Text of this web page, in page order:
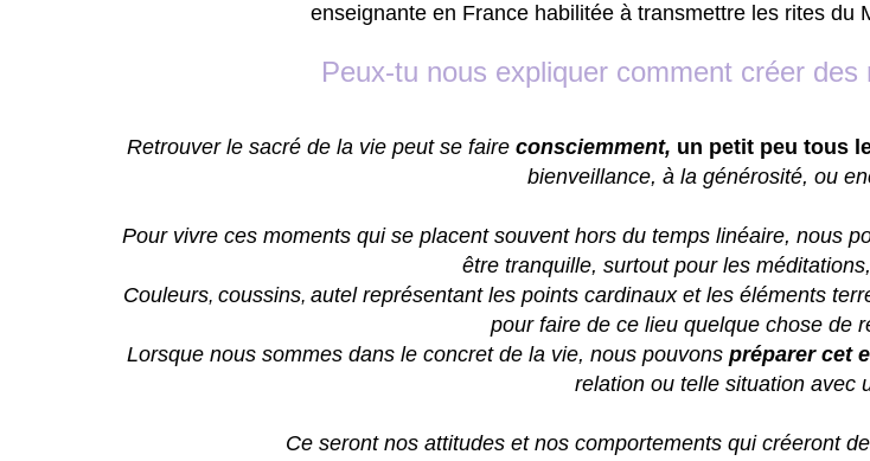
enseignante en France habilitée à transmettre les rites du
Peux-tu nous expliquer comment créer des
Retrouver le sacré de la vie peut se faire consciemment, un petit peu tous
bienveillance, à la générosité, ou
Pour vivre ces moments qui se placent souvent hors du temps linéaire, nous
être tranquille, surtout pour les
Couleurs, coussins, autel représentant les points cardinaux et les éléments
pour faire de ce lieu quelque chose de
Lorsque nous sommes dans le concret de la vie, nous pouvons préparer cet
relation ou telle situation avec
Ce seront nos attitudes et nos comportements qui créeront